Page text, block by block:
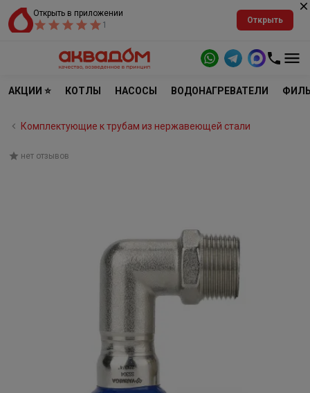
Открыть в приложении
1
Открыть
АКЦИИ ⭐ КОТЛЫ НАСОСЫ ВОДОНАГРЕВАТЕЛИ
Комплектующие к трубам из нержавеющей стали
нет отзывов